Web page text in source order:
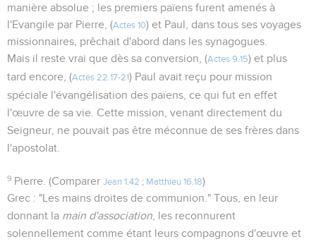
manière absolue ; les premiers païens furent amenés à
l'Evangile par Pierre, (Actes 10) et Paul, dans tous ses voyages
missionnaires, prêchait d'abord dans les synagogues.
Mais il reste vrai que dès sa conversion, (Actes 9.15) et plus
tard encore, (Actes 22.17-21) Paul avait reçu pour mission
spéciale l'évangélisation des païens, ce qui fut en effet
l'œuvre de sa vie. Cette mission, venant directement du
Seigneur, ne pouvait pas être méconnue de ses frères dans
l'apostolat.
9 Pierre. (ComparerJean 1.42 ; Matthieu 16.18)
Grec : "Les mains droites de communion." Tous, en leur
donnant la main d'association , les reconnurent
solennellement comme étant leurs compagnons d'œuvre et